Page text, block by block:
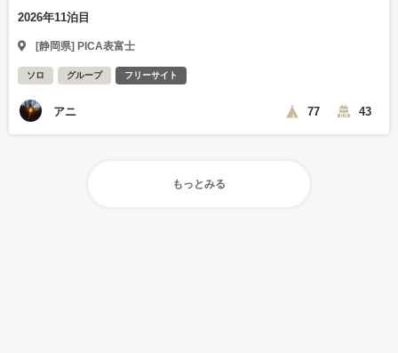
2026年11泊目
[静岡県] PICA表富士
ソロ グループ フリーサイト
アニ 77 43
もっとみる